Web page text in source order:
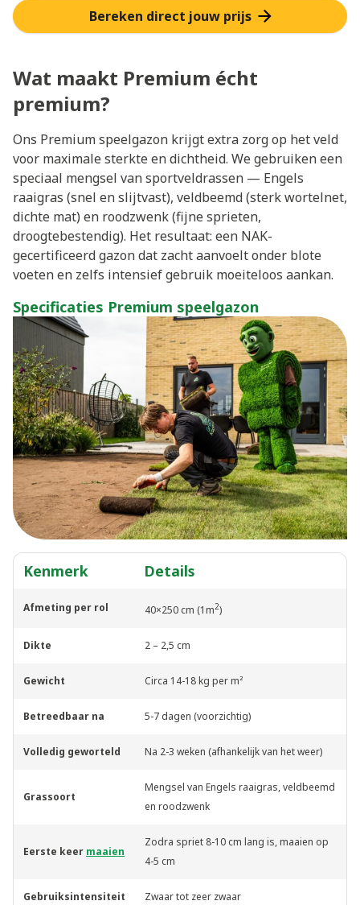
Bereken direct jouw prijs
Wat maakt Premium écht
premium?
Ons Premium speelgazon krijgt extra zorg op het veld
voor maximale sterkte en dichtheid. We gebruiken een
speciaal mengsel van sportveldrassen — Engels
raaigras (snel en slijtvast), veldbeemd (sterk wortelnet,
dichte mat) en roodzwenk (fijne sprieten,
droogtebestendig). Het resultaat: een NAK-
gecertificeerd gazon dat zacht aanvoelt onder blote
voeten en zelfs intensief gebruik moeiteloos aankan.
Specificaties Premium speelgazon
Kenmerk Details
Afmeting per rol 40×250 cm (1m2)
Dikte 2 – 2,5 cm
Gewicht Circa 14-18 kg per m²
Betreedbaar na 5-7 dagen (voorzichtig)
Volledig geworteld Na 2-3 weken (afhankelijk van het weer)
Grassoort
Mengsel van Engels raaigras, veldbeemd
en roodzwenk
Eerste keer maaien
Zodra spriet 8-10 cm lang is, maaien op
4-5 cm
Gebruiksintensiteit Zwaar tot zeer zwaar